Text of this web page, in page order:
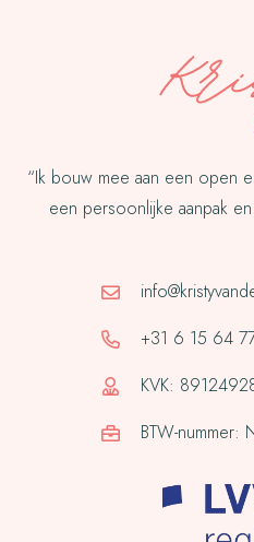
“Ik bouw mee aan een open
een persoonlijke aanpak
+31 6 15 64
KVK:
BTW-